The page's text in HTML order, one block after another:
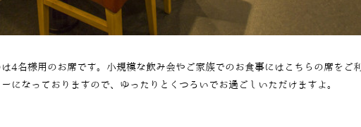
4名様用のお席です。小規模な飲み会やご家族でのお食事にはこちらの席をご利
になっておりますので、ゆったりとくつろいでお過ごしいただけますよ。